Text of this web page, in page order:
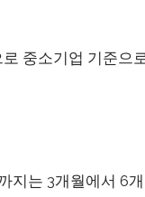
중소기업 기준으
지는 3개월에서 6